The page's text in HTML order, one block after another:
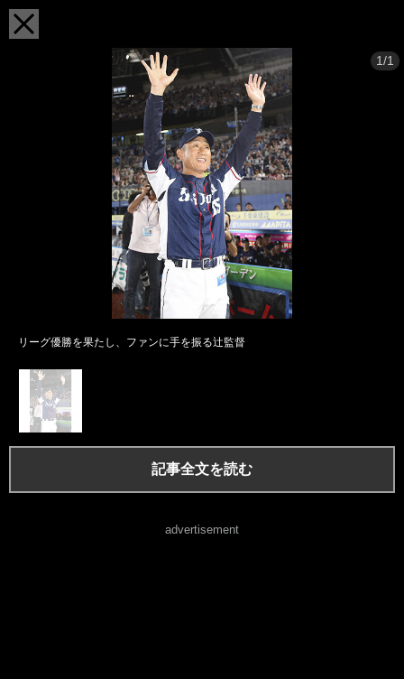
1/1
リーグ優勝を果たし、ファンに手を振る辻監督
記事全文を読む
advertisement